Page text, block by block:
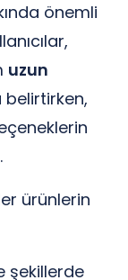
önemli
uzun
ürünlerin
şekillerde